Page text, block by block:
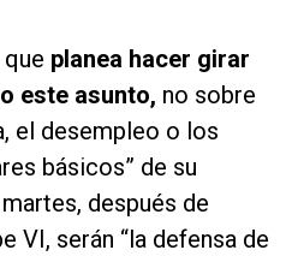
planea hacer girar
este asunto, no sobre
el desempleo o los
básicos” de su
después de
VI, serán “la defensa de